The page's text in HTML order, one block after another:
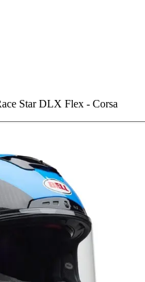
Star DLX Flex - Corsa